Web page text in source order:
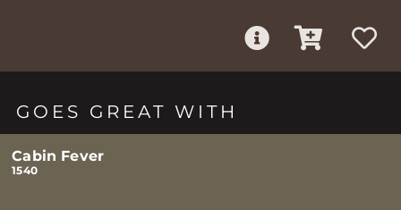
GOES GREAT WITH
Cabin Fever
1540